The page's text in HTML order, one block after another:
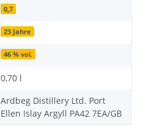
0,7
23 Jahre
46 % vol.
0,70 l
Ardbeg Distillery Ltd. Port
Ellen Islay Argyll PA42 7EA/GB